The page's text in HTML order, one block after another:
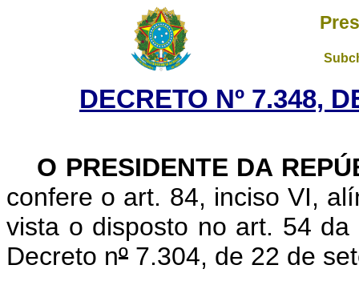
DECRETO Nº 7.348,
O PRESIDENTE DA
confere o art. 84, inciso VI,
vista o disposto no art. 54
Decreto nº 7.304, de 22 de